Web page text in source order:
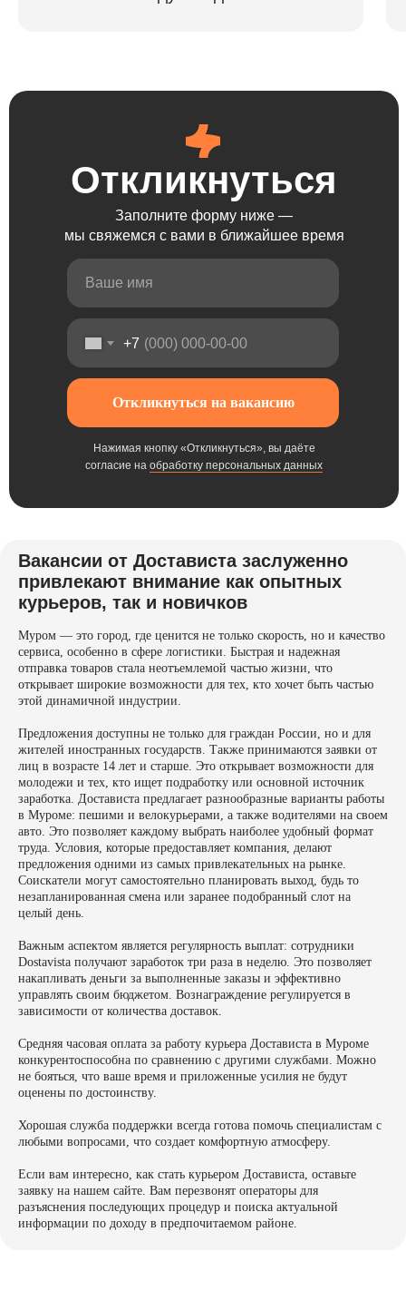
Откликнуться
Заполните форму ниже —
мы свяжемся с вами в ближайшее время
+7
Откликнуться на вакансию
Нажимая кнопку «Откликнуться», вы даёте
согласие на обработку персональных данных
Вакансии от Достависта заслуженно
привлекают внимание как опытных
курьеров, так и новичков
Муром — это город, где ценится не только скорость, но и качество
сервиса, особенно в сфере логистики. Быстрая и надежная
отправка товаров стала неотъемлемой частью жизни, что
открывает широкие возможности для тех, кто хочет быть частью
этой динамичной индустрии.
Предложения доступны не только для граждан России, но и для
жителей иностранных государств. Также принимаются заявки от
лиц в возрасте 14 лет и старше. Это открывает возможности для
молодежи и тех, кто ищет подработку или основной источник
заработка. Достависта предлагает разнообразные варианты работы
в Муроме: пешими и велокурьерами, а также водителями на своем
авто. Это позволяет каждому выбрать наиболее удобный формат
труда. Условия, которые предоставляет компания, делают
предложения одними из самых привлекательных на рынке.
Соискатели могут самостоятельно планировать выход, будь то
незапланированная смена или заранее подобранный слот на
целый день.
Важным аспектом является регулярность выплат: сотрудники
Dostavista получают заработок три раза в неделю. Это позволяет
накапливать деньги за выполненные заказы и эффективно
управлять своим бюджетом. Вознаграждение регулируется в
зависимости от количества доставок.
Средняя часовая оплата за работу курьера Достависта в Муроме
конкурентоспособна по сравнению с другими службами. Можно
не бояться, что ваше время и приложенные усилия не будут
оценены по достоинству.
Хорошая служба поддержки всегда готова помочь специалистам с
любыми вопросами, что создает комфортную атмосферу.
Если вам интересно, как стать курьером Достависта, оставьте
заявку на нашем сайте. Вам перезвонят операторы для
разъяснения последующих процедур и поиска актуальной
информации по доходу в предпочитаемом районе.